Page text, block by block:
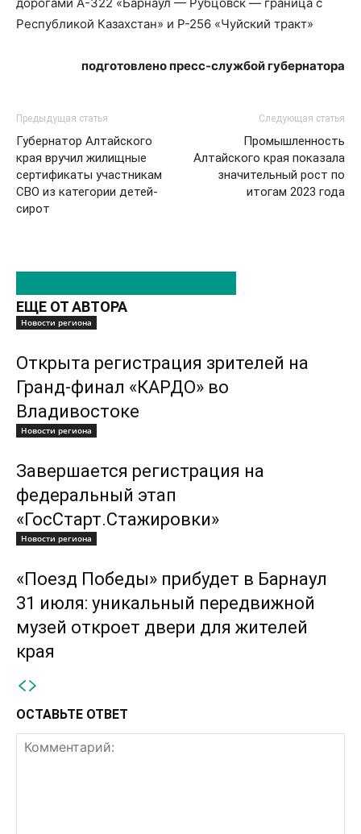
Республикой Казахстан» и Р-256 «Чуйский тракт»
подготовлено пресс-службой губернатора
Предыдущая статья
Губернатор Алтайского
края вручил жилищные
сертификаты участникам
СВО из категории детей-
сирот
Следующая статья
Промышленность
Алтайского края показала
значительный рост по
итогам 2023 года
ЕЩЕ ОТ АВТОРА
Новости региона
Открыта регистрация зрителей на
Гранд-финал «КАРДО» во
Владивостоке
Новости региона
Завершается регистрация на
федеральный этап
«ГосСтарт.Стажировки»
Новости региона
«Поезд Победы» прибудет в Барнаул
31 июля: уникальный передвижной
музей откроет двери для жителей
края
ОСТАВЬТЕ ОТВЕТ